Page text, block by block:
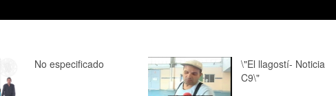
No especificado
\"El llagostí- Noticia
C9\"